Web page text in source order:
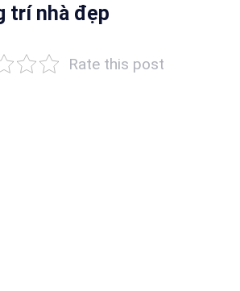
trí nhà đẹp
Rate this post